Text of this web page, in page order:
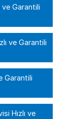
ve Garantili
ve Garantili
Garantili
Hızlı ve